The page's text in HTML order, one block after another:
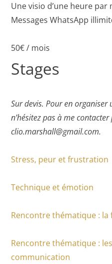
Une visio d’une heure par
Messages WhatsApp
50€ / mois
Stages
Sur devis. Pour en organiser
n’hésitez pas à me
clio.marshall@gmail.com.
Stress, peur et frustration
Technique et émotion
Rencontre thématique :
Rencontre thématique :
communication